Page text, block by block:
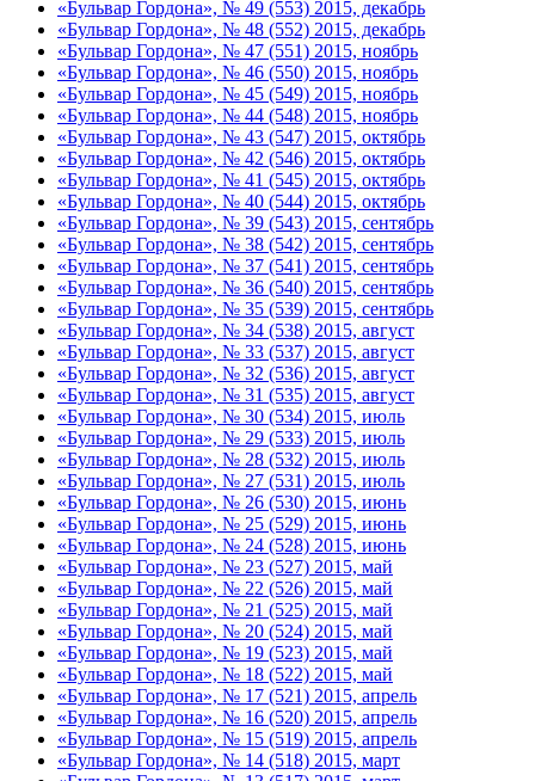
«Бульвар Гордона», № 49 (553) 2015, декабрь
«Бульвар Гордона», № 48 (552) 2015, декабрь
«Бульвар Гордона», № 47 (551) 2015, ноябрь
«Бульвар Гордона», № 46 (550) 2015, ноябрь
«Бульвар Гордона», № 45 (549) 2015, ноябрь
«Бульвар Гордона», № 44 (548) 2015, ноябрь
«Бульвар Гордона», № 43 (547) 2015, октябрь
«Бульвар Гордона», № 42 (546) 2015, октябрь
«Бульвар Гордона», № 41 (545) 2015, октябрь
«Бульвар Гордона», № 40 (544) 2015, октябрь
«Бульвар Гордона», № 39 (543) 2015, сентябрь
«Бульвар Гордона», № 38 (542) 2015, сентябрь
«Бульвар Гордона», № 37 (541) 2015, сентябрь
«Бульвар Гордона», № 36 (540) 2015, сентябрь
«Бульвар Гордона», № 35 (539) 2015, сентябрь
«Бульвар Гордона», № 34 (538) 2015, август
«Бульвар Гордона», № 33 (537) 2015, август
«Бульвар Гордона», № 32 (536) 2015, август
«Бульвар Гордона», № 31 (535) 2015, август
«Бульвар Гордона», № 30 (534) 2015, июль
«Бульвар Гордона», № 29 (533) 2015, июль
«Бульвар Гордона», № 28 (532) 2015, июль
«Бульвар Гордона», № 27 (531) 2015, июль
«Бульвар Гордона», № 26 (530) 2015, июнь
«Бульвар Гордона», № 25 (529) 2015, июнь
«Бульвар Гордона», № 24 (528) 2015, июнь
«Бульвар Гордона», № 23 (527) 2015, май
«Бульвар Гордона», № 22 (526) 2015, май
«Бульвар Гордона», № 21 (525) 2015, май
«Бульвар Гордона», № 20 (524) 2015, май
«Бульвар Гордона», № 19 (523) 2015, май
«Бульвар Гордона», № 18 (522) 2015, май
«Бульвар Гордона», № 17 (521) 2015, апрель
«Бульвар Гордона», № 16 (520) 2015, апрель
«Бульвар Гордона», № 15 (519) 2015, апрель
«Бульвар Гордона», № 14 (518) 2015, март